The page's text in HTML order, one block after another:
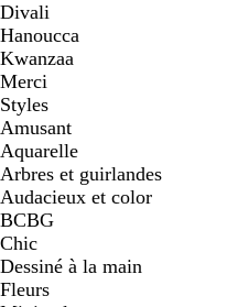
Divali
Hanoucca
Kwanzaa
Merci
Styles
Amusant
Aquarelle
Arbres et guirlandes
Audacieux et color
BCBG
Chic
Dessiné à la main
Fleurs